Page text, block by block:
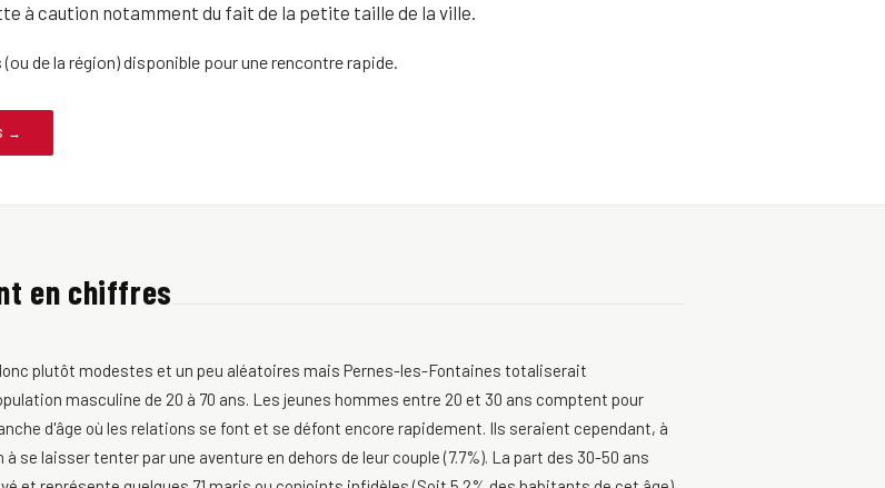
à caution notamment du fait de la petite taille de la ville.
de la région) disponible pour une rencontre rapide.
→
en chiffres
plutôt modestes et un peu aléatoires mais Pernes-les-Fontaines totaliserait
masculine de 20 à 70 ans. Les jeunes hommes entre 20 et 30 ans comptent pour
d'âge où les relations se font et se défont encore rapidement. Ils seraient cependant, à
se laisser tenter par une aventure en dehors de leur couple (7.7%). La part des 30-50 ans